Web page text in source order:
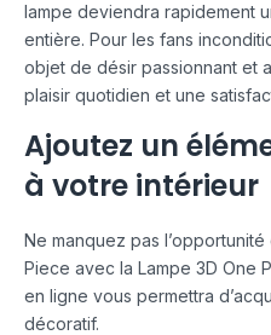
lampe deviendra rapidement
entière. Pour les fans
objet de désir passionnant et
plaisir quotidien et une
Ajoutez un
à votre intérieur
Ne manquez pas
Piece avec la Lampe 3D One
en ligne vous permettra
décoratif.